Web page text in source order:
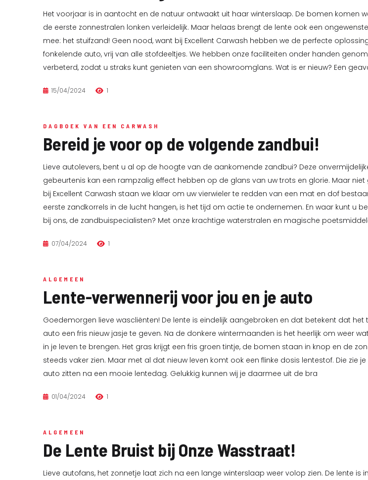
Het voorjaar is in aantocht en de natuur ontwaakt uit haar winterslaap. De bomen komen
de eerste zonnestralen lonken verleidelijk. Maar helaas brengt de lente ook een
mee: het stuifzand! Geen nood, want bij Excellent Carwash hebben we de perfecte
fonkelende auto, vrij van alle stofdeeltjes. We hebben onze faciliteiten onder handen
verbeterd, zodat u straks kunt genieten van een showroomglans. Wat is er nieuw? Een
15/04/2024 1
DAGBOEK VAN EEN CARWASH
Bereid je voor op de volgende zandbui!
Lieve autolevers, bent u al op de hoogte van de aankomende zandbui? Deze
gebeurtenis kan een rampzalig effect hebben op de glans van uw trots en glorie. Maar niet
bij Excellent Carwash staan we klaar om uw vierwieler te redden van een mat en dof
eerste zandkorrels in de lucht hangen, is het tijd om actie te ondernemen. En waar kunt u
bij ons, de zandbuispecialisten? Met onze krachtige waterstralen en magische
07/04/2024 1
ALGEMEEN
Lente-verwennerij voor jou en je auto
Goedemorgen lieve wascliënten! De lente is eindelijk aangebroken en dat betekent dat het
auto een fris nieuw jasje te geven. Na de donkere wintermaanden is het heerlijk om weer
in je leven te brengen. Het gras krijgt een fris groen tintje, de bomen staan in knop en de
steeds vaker zien. Maar met al dat nieuw leven komt ook een flinke dosis lentestof. Die zie
auto zitten na een mooie lentedag. Gelukkig kunnen wij je daarmee uit de bra
01/04/2024 1
ALGEMEEN
De Lente Bruist bij Onze Wasstraat!
Lieve autofans, het zonnetje laat zich na een lange winterslaap weer volop zien. De lente is